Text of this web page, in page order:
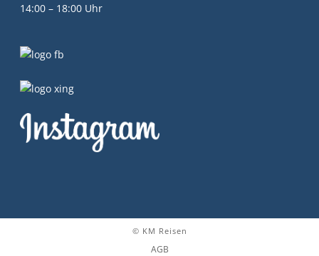
14:00 – 18:00 Uhr
© KM Reisen
AGB